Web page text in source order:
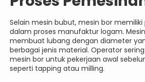
Selain mesin bubut, mesin bor
dalam proses manufaktur logam.
membuat lubang dengan diameter
berbagai jenis material. Operator
mesin bor untuk pekerjaan awal
seperti tapping atau milling.